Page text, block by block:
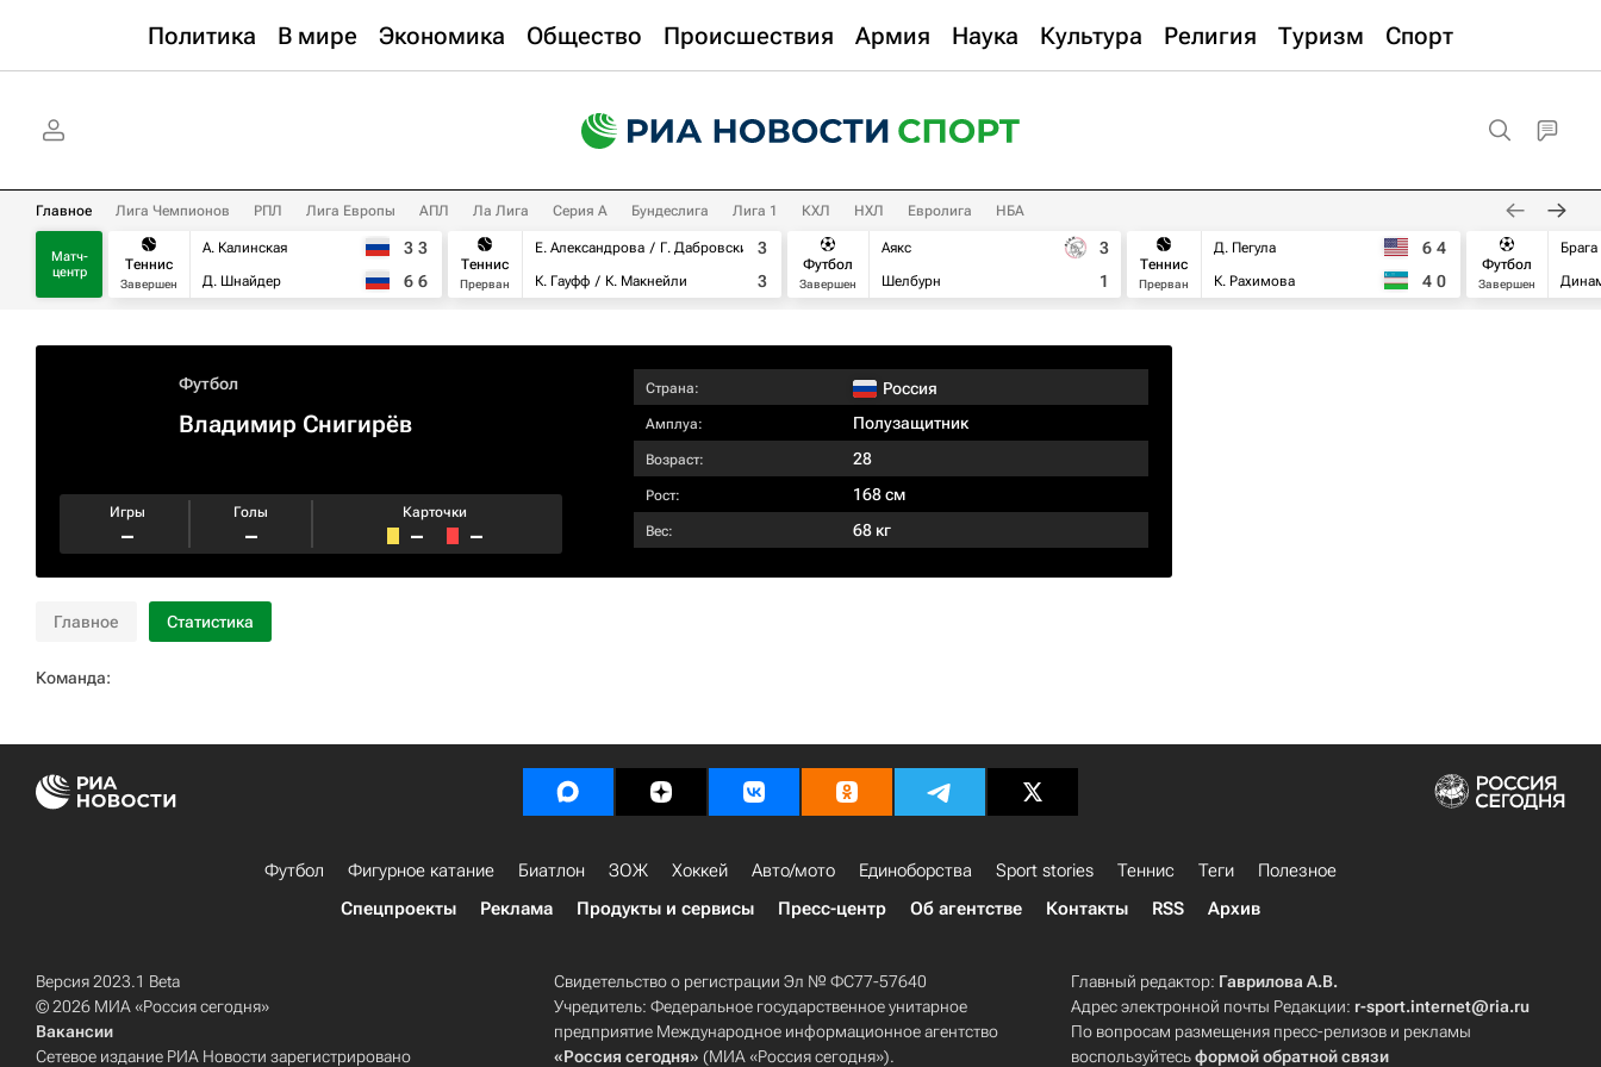
Политика В мире Экономика Общество Происшествия Армия Наука Культура Религия Туризм Спорт
Главное Лига Чемпионов РПЛ Лига Европы АПЛ Ла Лига Серия А Бундеслига Лига 1 КХЛ НХЛ Евролига НБА
Матч-
центр
Теннис
Завершен
А. Калинская
Д. Шнайдер
3 3
6 6
Теннис
Прерван
Е. Александрова
Г. Дабровски
К. Гауфф
К. Макнейли
3
3
Футбол
Завершен
Аякс
Шелбурн
3
1
Теннис
Прерван
Д. Пегула
К. Рахимова
6 4
4 0
Футбол
Завершен
Брага
Футбол
Владимир Снигирёв
Игры
–
Голы
–
Карточки
– –
Страна: Россия
Амплуа: Полузащитник
Возраст: 28
Рост: 168 см
Вес: 68 кг
Главное Статистика
Команда:
Футбол Фигурное катание Биатлон ЗОЖ Хоккей Авто/мото Единоборства Sport stories Теннис Теги
Полезное
Спецпроекты
Реклама Продукты и сервисы Пресс-центр Об агентстве Контакты RSS Архив
Версия 2023.1 Beta
© 2026 МИА «Россия сегодня»
Вакансии
Сетевое издание РИА Новости зарегистрировано
Свидетельство о регистрации Эл № ФС77-57640
Учредитель: Федеральное государственное унитарное
предприятие Международное информационное агентство
«Россия сегодня» (МИА «Россия сегодня»).
Главный редактор: Гаврилова А.В.
Адрес электронной почты Редакции: r-sport.internet@ria.ru
По вопросам размещения пресс-релизов и рекламы
воспользуйтесьформой обратной связи